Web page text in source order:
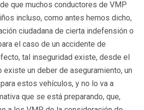
que muchos conductores de VMP
incluso, como antes hemos dicho,
ciudadana de cierta indefensión o
el caso de un accidente de
tal inseguridad existe, desde el
existe un deber de aseguramiento, un
estos vehículos, y no lo va a
que se está preparando, que,